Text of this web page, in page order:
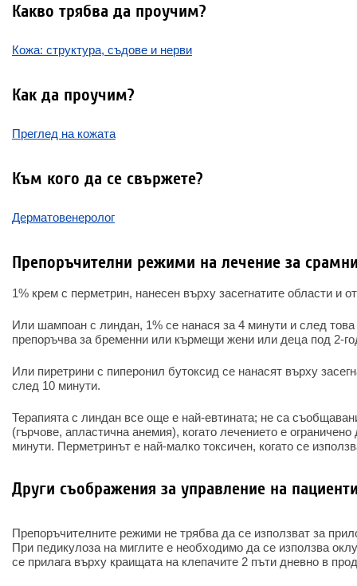
Какво трябва да проучим?
Кожа: структура, съдове и нерви
Как да проучим?
Преглед на кожата
Към кого да се свържете?
Дерматовенеролог
Препоръчителни режими на лечение за
1% крем с перметрин, нанесен върху засегнатите области и
Или шампоан с линдан, 1% се нанася за 4 минути и след
препоръчва за бременни или кърмещи жени или деца под 2-
Или пиретрини с пиперонил бутоксид се нанасят върху
след 10 минути.
Терапията с линдан все още е най-евтината; не са
(гърчове, апластична анемия), когато лечението е
минути. Перметринът е най-малко токсичен, когато се
Други съображения за управление на
Препоръчителните режими не трябва да се използват за
При педикулоза на миглите е необходимо да се използва
се прилага върху краищата на клепачите 2 пъти дневно в